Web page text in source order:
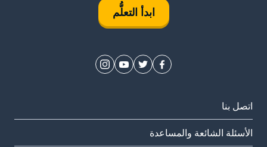
ابدأ التعلُّم
اتصل بنا
الأسئلة الشائعة والمساعدة